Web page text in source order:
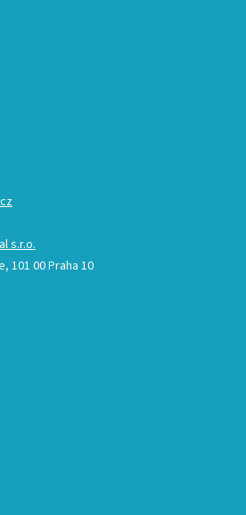
s.r.o.
101 00 Praha 10